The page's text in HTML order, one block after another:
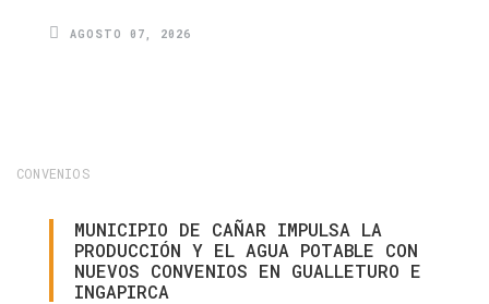
AGOSTO 07, 2026
CONVENIOS
MUNICIPIO DE CAÑAR IMPULSA LA
PRODUCCIÓN Y EL AGUA POTABLE CON
NUEVOS CONVENIOS EN GUALLETURO E
INGAPIRCA